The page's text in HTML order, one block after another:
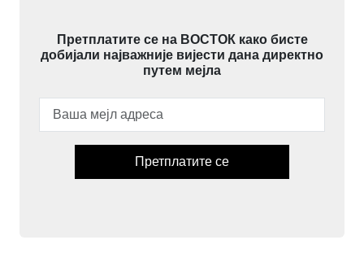
Претплатите се на ВОСТОК како бисте
добијали најважније вијести дана директно
путем мејла
Претплатите се